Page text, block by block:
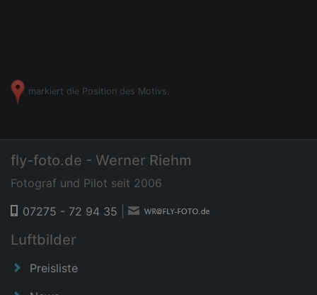
markiert die Position des Motivs.
fly-foto.de - Werner Riehm
Fotograf und Pilot seit 2006
07275 - 72 94 35
Luftbilder
Preisliste